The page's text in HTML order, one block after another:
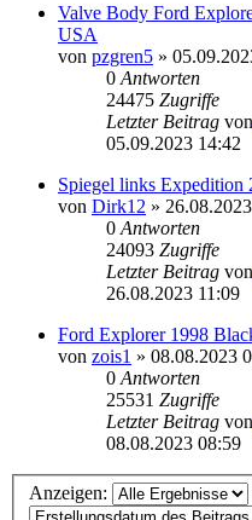
Valve Body Ford
USA
von pzgren5 »
0 Antworten
24475 Zugriffe
Letzter Beitrag von
05.09.2023 14:42
Spiegel links Expedition
von Dirk12 »
0 Antworten
24093 Zugriffe
Letzter Beitrag von
26.08.2023 11:09
Ford Explorer 1998
von zois1 » 08.08.2023
0 Antworten
25531 Zugriffe
Letzter Beitrag von
08.08.2023 08:59
Anzeigen: